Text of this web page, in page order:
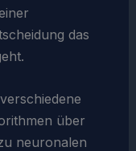
das
über
neuronalen